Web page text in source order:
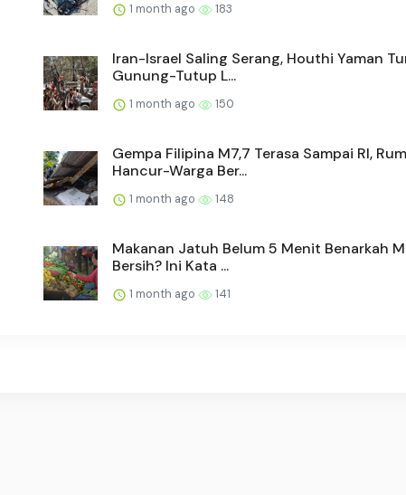
1 month ago 183
Iran-Israel Saling Serang, Houthi Yaman
Gunung-Tutup L...
1 month ago 150
Gempa Filipina M7,7 Terasa Sampai RI,
Hancur-Warga Ber...
1 month ago 148
Makanan Jatuh Belum 5 Menit Benarkah
Bersih? Ini Kata ...
1 month ago 141